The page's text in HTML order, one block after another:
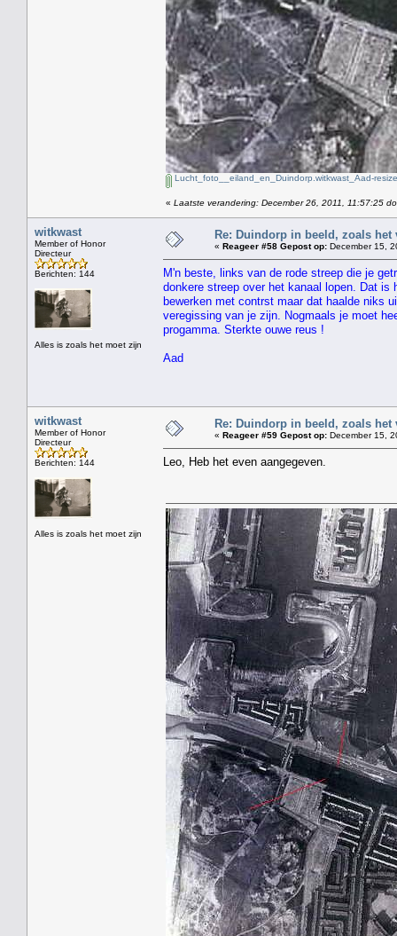
Lucht_foto__eiland_en_Duindorp.witkwast_Aad-
« Laatste verandering: December 26, 2011, 11:57:25
witkwast
Member of Honor
Directeur
Berichten: 144
Alles is zoals het moet zijn
Re: Duindorp in beeld, zoals het
« Reageer #58 Gepost op: December 15,
M'n beste, links van de rode streep die je
donkere streep over het kanaal lopen. Dat
bewerken met contrst maar dat haalde niks
veregissing van je zijn. Nogmaals je moet
progamma. Sterkte ouwe reus !
Aad
witkwast
Member of Honor
Directeur
Berichten: 144
Alles is zoals het moet zijn
Re: Duindorp in beeld, zoals het
« Reageer #59 Gepost op: December 15,
Leo, Heb het even aangegeven.